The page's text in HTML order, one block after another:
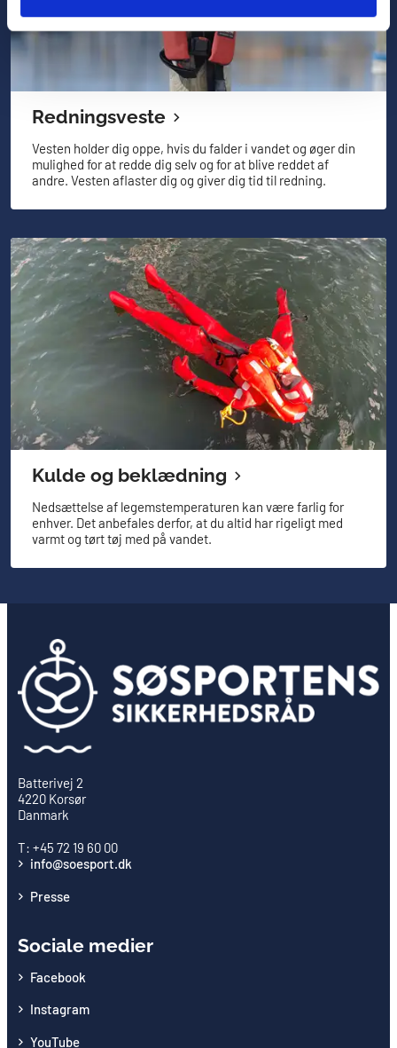
Redningsveste
Vesten holder dig oppe, hvis du falder i vandet og øger din
mulighed for at redde dig selv og for at blive reddet af
andre. Vesten aflaster dig og giver dig tid til redning.
Kulde og beklædning
Nedsættelse af legemstemperaturen kan være farlig for
enhver. Det anbefales derfor, at du altid har rigeligt med
varmt og tørt tøj med på vandet.
Batterivej 2
4220 Korsør
Danmark
T: +45 72 19 60 00
info@soesport.dk
Presse
Sociale medier
Facebook
Instagram
YouTube